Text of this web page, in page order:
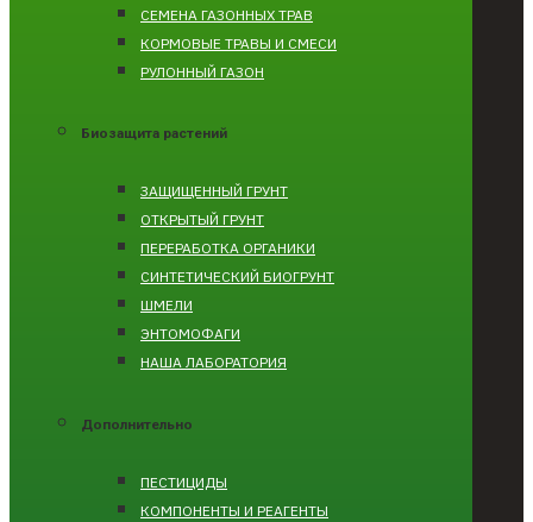
СЕМЕНА ГАЗОННЫХ ТРАВ
КОРМОВЫЕ ТРАВЫ И СМЕСИ
РУЛОННЫЙ ГАЗОН
Биозащита растений
ЗАЩИЩЕННЫЙ ГРУНТ
ОТКРЫТЫЙ ГРУНТ
ПЕРЕРАБОТКА ОРГАНИКИ
СИНТЕТИЧЕСКИЙ БИОГРУНТ
ШМЕЛИ
ЭНТОМОФАГИ
НАША ЛАБОРАТОРИЯ
Дополнительно
ПЕСТИЦИДЫ
КОМПОНЕНТЫ И РЕАГЕНТЫ